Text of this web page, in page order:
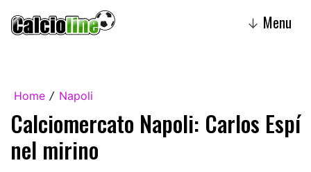
↓ Menu
Home / Napoli
Calciomercato Napoli: Carlos Espí
nel mirino